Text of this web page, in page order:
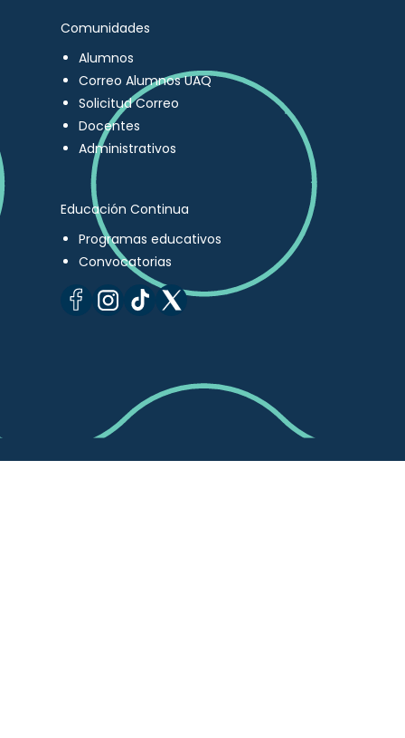
Comunidades
Alumnos
Correo Alumnos UAQ
Solicitud Correo
Docentes
Administrativos
Educación Continua
Programas educativos
Convocatorias